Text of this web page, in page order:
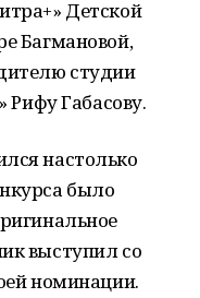
Детской
Багмановой,
студии
Рифу Габасову.
настолько
было
выступил со
номинации.